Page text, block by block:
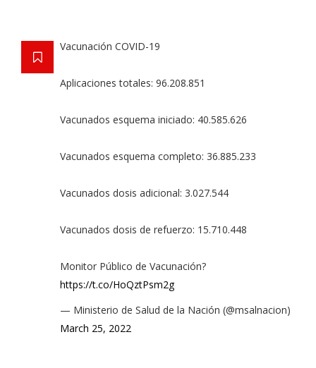
Vacunación COVID-19
Aplicaciones totales: 96.208.851
Vacunados esquema iniciado: 40.585.626
Vacunados esquema completo: 36.885.233
Vacunados dosis adicional: 3.027.544
Vacunados dosis de refuerzo: 15.710.448
Monitor Público de Vacunación?
https://t.co/HoQztPsm2g
— Ministerio de Salud de la Nación (@msalnacion)
March 25, 2022